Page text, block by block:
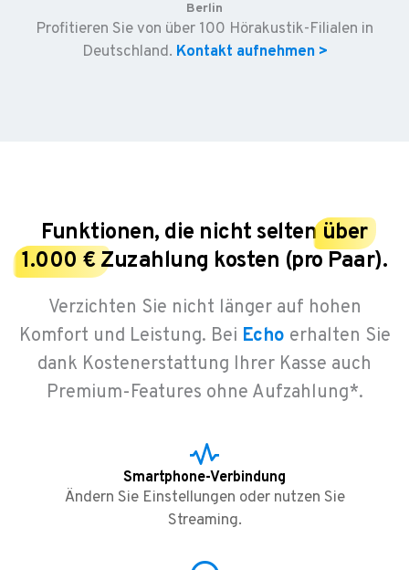
Berlin
Profitieren Sie von über 100 Hörakustik-Filialen in
Deutschland. Kontakt aufnehmen >
Funktionen, die nicht selten über
1.000 € Zuzahlung kosten (pro Paar).
Verzichten Sie nicht länger auf hohen
Komfort und Leistung. Bei Echo erhalten Sie
dank Kostenerstattung Ihrer Kasse auch
Premium-Features ohne Aufzahlung*.
Smartphone-Verbindung
Ändern Sie Einstellungen oder nutzen Sie
Streaming.